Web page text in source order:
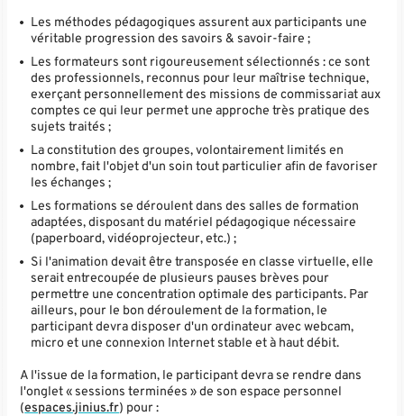
Les méthodes pédagogiques assurent aux participants une
véritable progression des savoirs & savoir-faire ;
Les formateurs sont rigoureusement sélectionnés : ce sont
des professionnels, reconnus pour leur maîtrise technique,
exerçant personnellement des missions de commissariat aux
comptes ce qui leur permet une approche très pratique des
sujets traités ;
La constitution des groupes, volontairement limités en
nombre, fait l'objet d'un soin tout particulier afin de favoriser
les échanges ;
Les formations se déroulent dans des salles de formation
adaptées, disposant du matériel pédagogique nécessaire
(paperboard, vidéoprojecteur, etc.) ;
Si l'animation devait être transposée en classe virtuelle, elle
serait entrecoupée de plusieurs pauses brèves pour
permettre une concentration optimale des participants. Par
ailleurs, pour le bon déroulement de la formation, le
participant devra disposer d'un ordinateur avec webcam,
micro et une connexion Internet stable et à haut débit.
A l'issue de la formation, le participant devra se rendre dans
l'onglet « sessions terminées » de son espace personnel
(espaces.jinius.fr) pour :